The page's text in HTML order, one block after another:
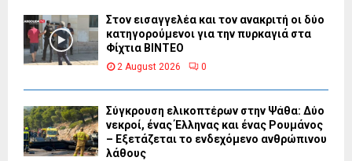
Στον εισαγγελέα και τον ανακριτή οι δύο
κατηγορούμενοι για την πυρκαγιά στα
Φίχτια ΒΙΝΤΕΟ
2 August 2026 0
Σύγκρουση ελικοπτέρων στην Ψάθα: Δύο
νεκροί, ένας Έλληνας και ένας Ρουμάνος
– Εξετάζεται το ενδεχόμενο ανθρώπινου
λάθους